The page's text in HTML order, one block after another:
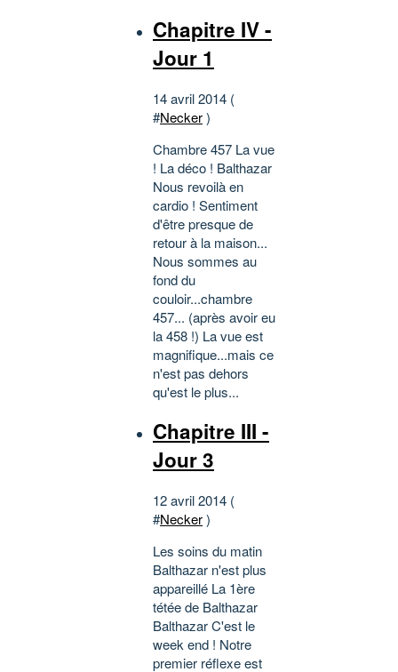
Chapitre IV -
Jour 1
14 avril 2014 (
#Necker)
Chambre 457 La vue
! La déco ! Balthazar
Nous revoilà en
cardio ! Sentiment
d'être presque de
retour à la maison...
Nous sommes au
fond du
couloir...chambre
457... (après avoir eu
la 458 !) La vue est
magnifique...mais ce
n'est pas dehors
qu'est le plus...
Chapitre III -
Jour 3
12 avril 2014 (
#Necker)
Les soins du matin
Balthazar n'est plus
appareillé La 1ère
tétée de Balthazar
Balthazar C'est le
week end ! Notre
premier réflexe est